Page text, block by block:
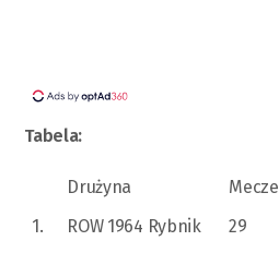
Tabela:
Drużyna Mecze
1.
ROW 1964 Rybnik 29